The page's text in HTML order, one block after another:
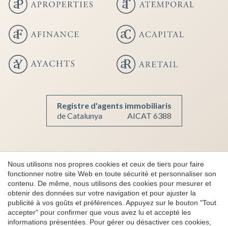
Registre d'agents immobiliaris
de Catalunya
AICAT 6388
Immobilier de Luxe
AICAT 6388
Note légal
Confidentialité
Nous utilisons nos propres cookies et ceux de tiers pour faire
fonctionner notre site Web en toute sécurité et personnaliser son
contenu. De même, nous utilisons des cookies pour mesurer et
obtenir des données sur votre navigation et pour ajuster la
publicité à vos goûts et préférences. Appuyez sur le bouton "Tout
accepter" pour confirmer que vous avez lu et accepté les
informations présentées. Pour gérer ou désactiver ces cookies,